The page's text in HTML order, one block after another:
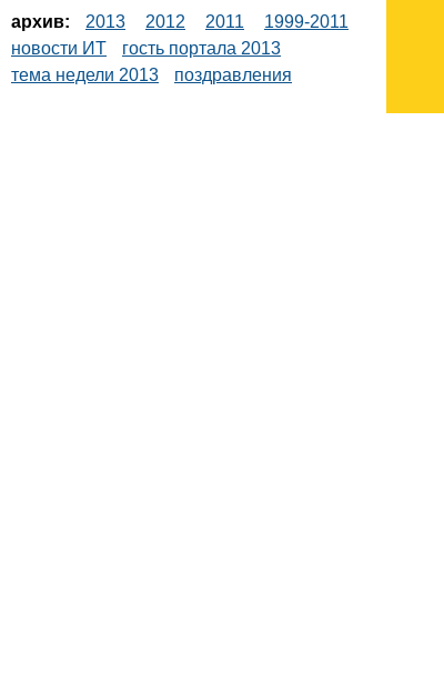
архив: 2013 2012 2011
1999-2011
новости ИТ
гость портала 2013
тема недели 2013
поздравления